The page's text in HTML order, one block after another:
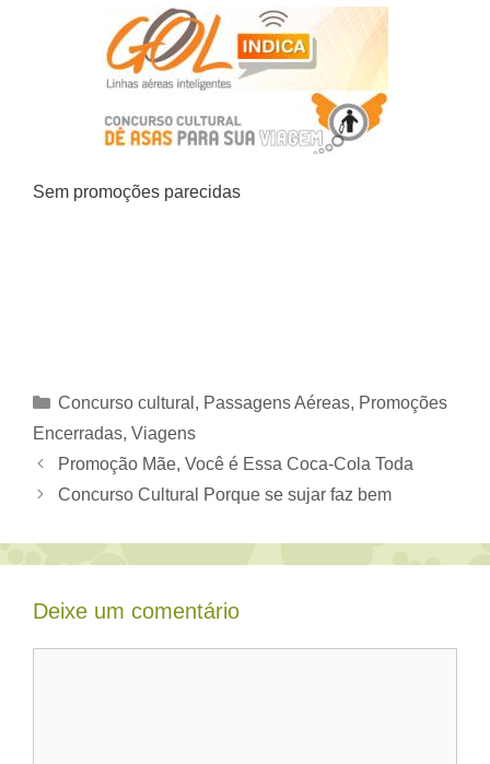
Sem promoções parecidas
Categorias
Concurso cultural , Passagens Aéreas, Promoções
Encerradas, Viagens
Promoção Mãe, Você é Essa Coca-Cola Toda
Concurso Cultural Porque se sujar faz bem
Deixe um comentário